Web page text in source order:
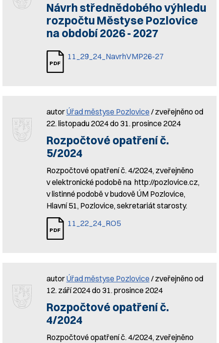
Návrh střednědobého výhledu
rozpočtu Městyse Pozlovice
na období 2026 - 2027
11_29_24_NavrhVMP26-27
autorÚřad městyse Pozlovice / zveřejněno od
22. listopadu 2024 do 31. prosince 2024
Rozpočtové opatření č.
5/2024
Rozpočtové opatření č. 4/2024, zveřejněno
v elektronické podobě na http://pozlovice.cz,
v listinné podobě v budově ÚM Pozlovice,
Hlavní 51, Pozlovice, sekretariát starosty.
11_22_24_RO5
autorÚřad městyse Pozlovice / zveřejněno od
12. září 2024 do 31. prosince 2024
Rozpočtové opatření č.
4/2024
Rozpočtové opatření č. 4/2024, zveřejněno